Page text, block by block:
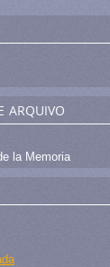
arquivo
la Memoria